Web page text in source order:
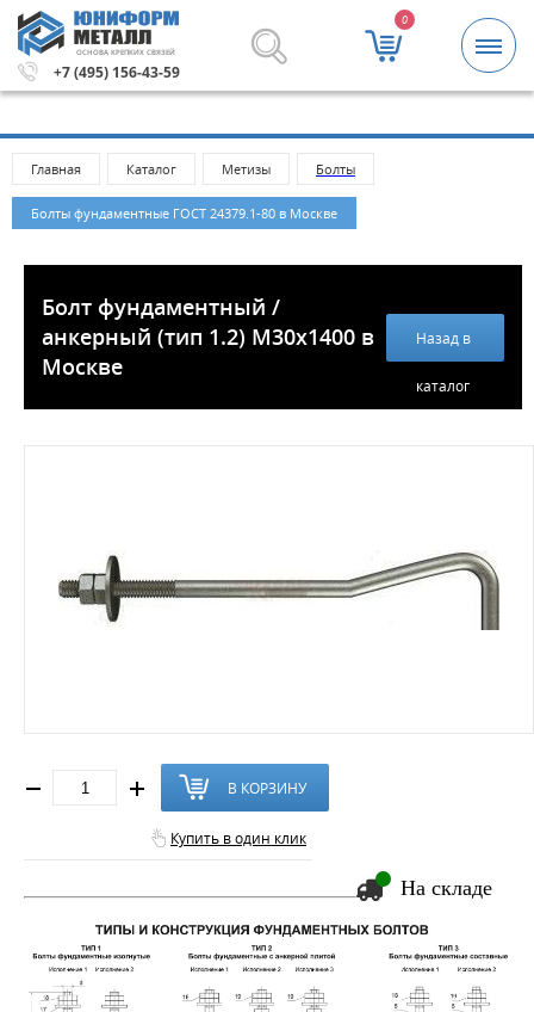
ОСНОВА КРЕПКИХ СВЯЗЕЙ
+7 (495) 156-43-59
0
и крепежные изделия оптом. Минимальная
Главная Каталог Метизы Болты
Болты фундаментные ГОСТ 24379.1-80 в Москве
Болт фундаментный /
анкерный (тип 1.2) M30x1400 в
Москве
Назад в
каталог
В КОРЗИНУ
Купить в один клик
На складе